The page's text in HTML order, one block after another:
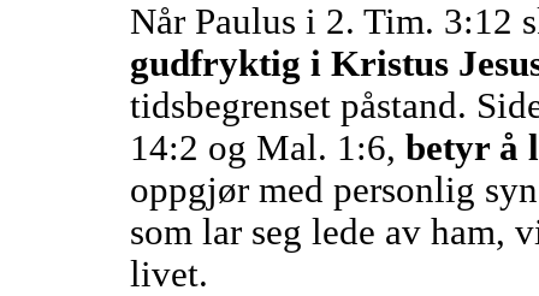
Når Paulus i 2. Tim. 3:12
gudfryktig i Kristus
tidsbegrenset påstand.
14:2 og Mal. 1:6, betyr å
oppgjør med personlig
som lar seg lede av ham,
livet.